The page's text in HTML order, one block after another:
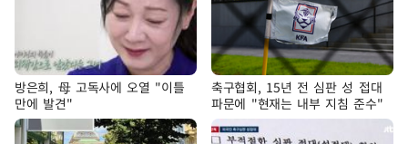
방은희, 母 고독사에 오열 "이틀
만에 발견"
축구협회, 15년 전 심판 성 접대
파문에 "현재는 내부 지침 준수"